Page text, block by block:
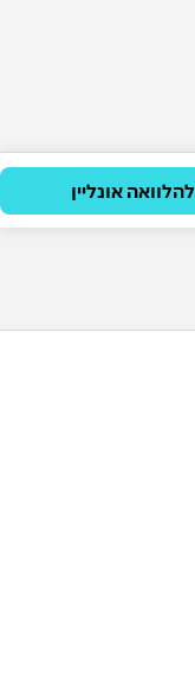
להלוואה אונליין